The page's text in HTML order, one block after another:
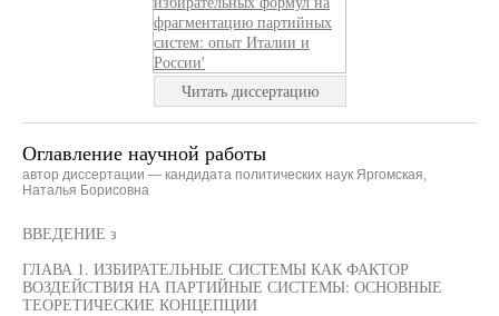
Читать диссертацию
Оглавление научной работы
автор диссертации — кандидата политических наук Яргомская,
Наталья Борисовна
ВВЕДЕНИЕ з
ГЛАВА 1. ИЗБИРАТЕЛЬНЫЕ СИСТЕМЫ КАК ФАКТОР
ВОЗДЕЙСТВИЯ НА ПАРТИЙНЫЕ СИСТЕМЫ: ОСНОВНЫЕ
ТЕОРЕТИЧЕСКИЕ КОНЦЕПЦИИ